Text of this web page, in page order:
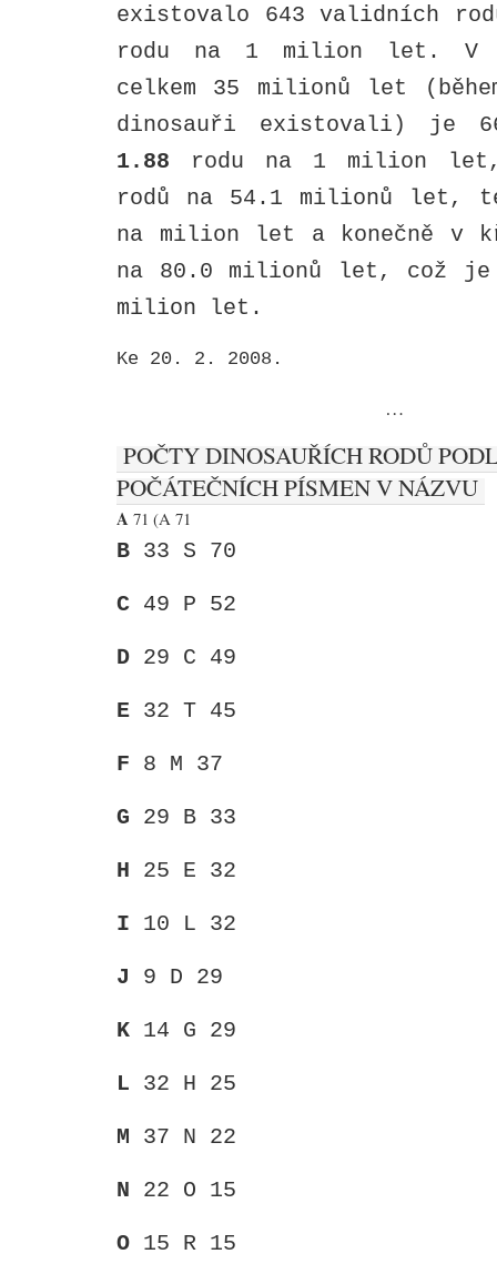
existovalo 643 validních
rodu na 1 milion let.
celkem 35 milionů let
dinosauři existovali) je
1.88 rodu na 1 milion
rodů na 54.1 milionů let,
na milion let a konečně v
na 80.0 milionů let, což
milion let.
Ke 20. 2. 2008.
…
POČTY DINOSAUŘÍCH RODŮ
POČÁTEČNÍCH PÍSMEN V NÁZVU
A 71 (A 71
B 33 S 70
C 49 P 52
D 29 C 49
E 32 T 45
F 8 M 37
G 29 B 33
H 25 E 32
I 10 L 32
J 9 D 29
K 14 G 29
L 32 H 25
M 37 N 22
N 22 O 15
O 15 R 15